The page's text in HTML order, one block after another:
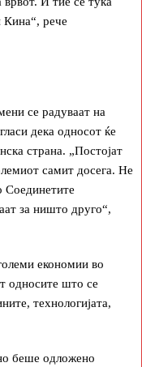
Кина“, рече
се радуваат на
дека односот ќе
страна. „Постојат
самит досега. Не
за ништо друго“,
економии во
односите што се
технологијата,
беше одложено